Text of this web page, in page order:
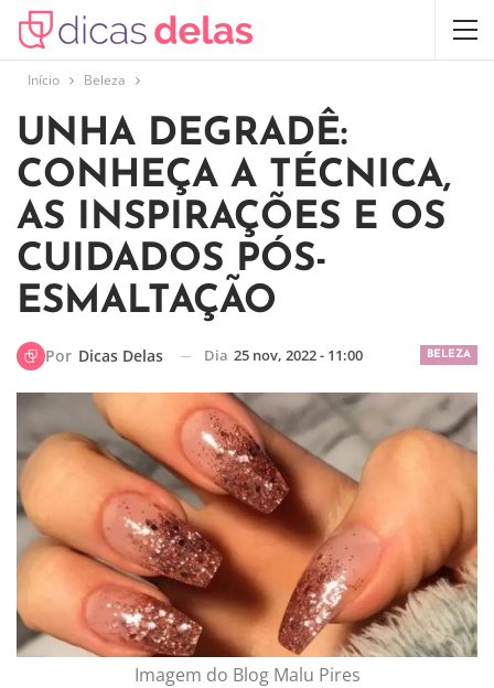
Início Beleza
UNHA DEGRADÊ:
CONHEÇA A TÉCNICA,
AS INSPIRAÇÕES E OS
CUIDADOS PÓS-
ESMALTAÇÃO
BELEZA
Por Dicas Delas Dia 25 nov, 2022 - 11:00
Imagem do Blog Malu Pires